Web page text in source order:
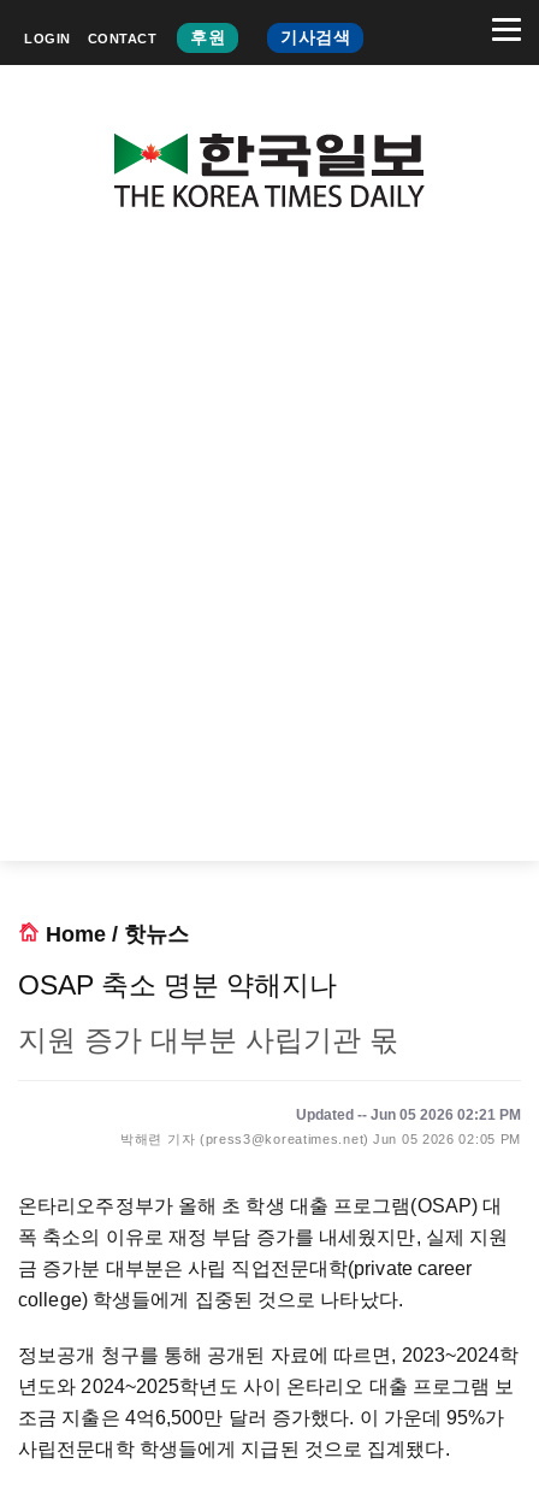
LOGIN CONTACT 후원 기사검색
Home / 핫뉴스
OSAP 축소 명분 약해지나
지원 증가 대부분 사립기관 몫
Updated -- Jun 05 2026 02:21 PM
박해련 기자 (press3@koreatimes.net) Jun 05 2026 02:05 PM
온타리오주정부가 올해 초 학생 대출 프로그램(OSAP) 대
폭 축소의 이유로 재정 부담 증가를 내세웠지만, 실제 지원
금 증가분 대부분은 사립 직업전문대학(private career
college) 학생들에게 집중된 것으로 나타났다.
정보공개 청구를 통해 공개된 자료에 따르면, 2023~2024학
년도와 2024~2025학년도 사이 온타리오 대출 프로그램 보
조금 지출은 4억6,500만 달러 증가했다. 이 가운데 95%가
사립전문대학 학생들에게 지급된 것으로 집계됐다.